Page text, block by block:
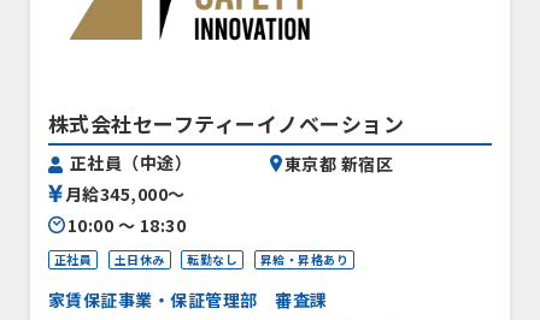
株式会社セーフティーイノベーション
正社員（中途）
月給345,000〜
10:00 〜 18:30
東京都 新宿区
正社員 土日休み 転勤なし 昇給・昇格あり
家賃保証事業・保証管理部 審査課